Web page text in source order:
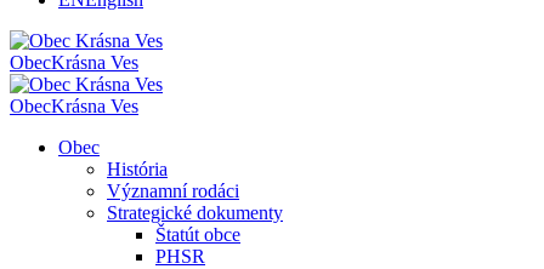
ObecKrásna Ves
ObecKrásna Ves
Obec
História
Významní rodáci
Strategické dokumenty
Štatút obce
PHSR